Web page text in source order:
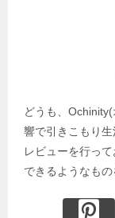
どうも、
響で引きこもり
レビューを行っ
できるようなもの